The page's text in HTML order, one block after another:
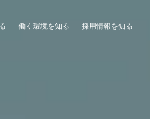
働く環境を知る 採用情報を知る